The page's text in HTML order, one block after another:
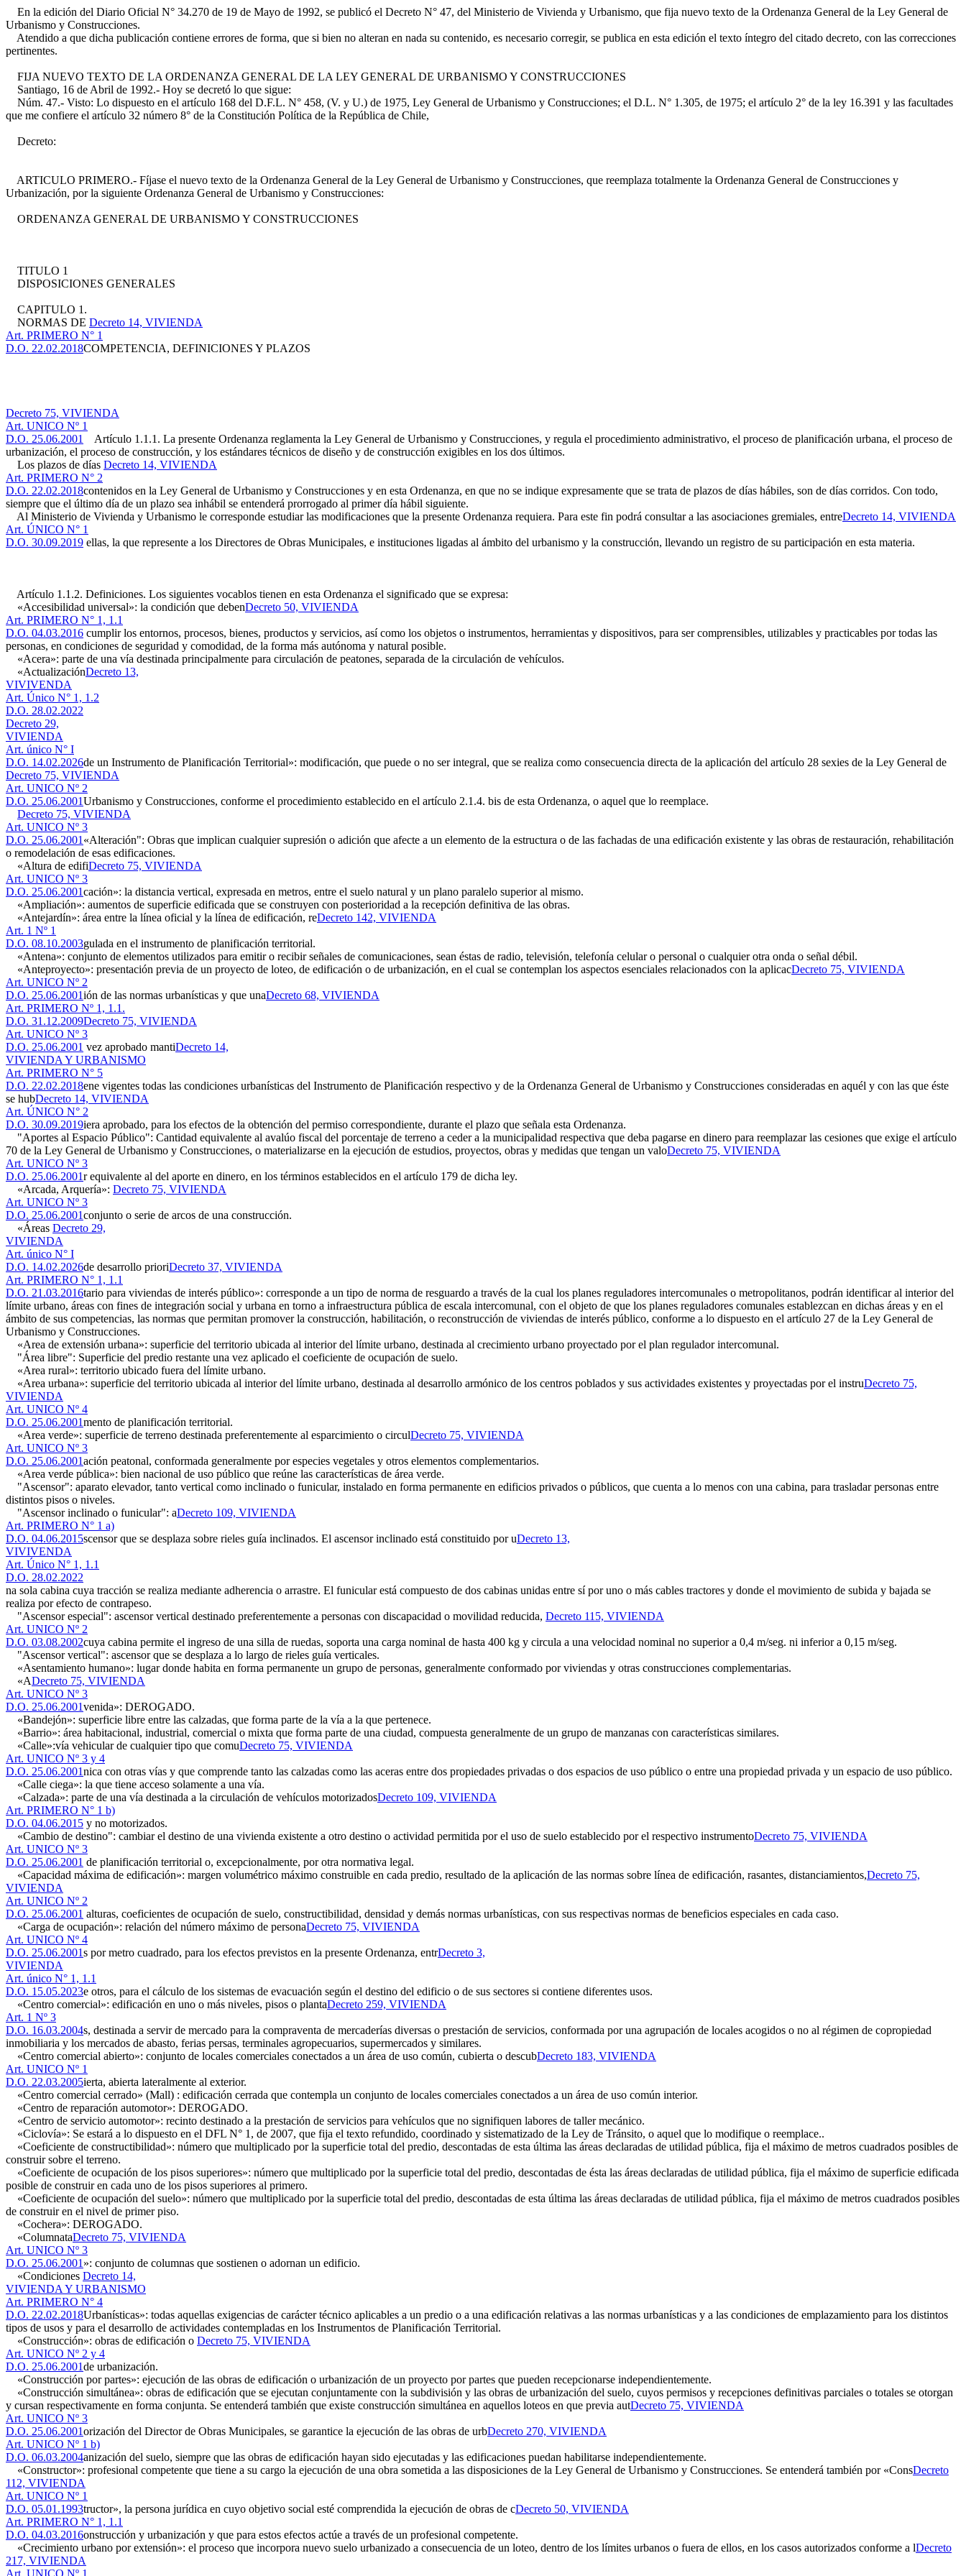
En la edición del Diario Oficial N° 34.270 de 19 de Mayo de 1992, se publicó el Decreto N° 47, del Ministerio de Vivienda y Urbanismo, que fija nuevo texto de la Ordenanza General de la Ley General de
Urbanismo y Construcciones.
Atendido a que dicha publicación contiene errores de forma, que si bien no alteran en nada su contenido, es necesario corregir, se publica en esta edición el texto íntegro del citado decreto, con las correcciones
pertinentes.
FIJA NUEVO TEXTO DE LA ORDENANZA GENERAL DE LA LEY GENERAL DE URBANISMO Y CONSTRUCCIONES
Santiago, 16 de Abril de 1992.- Hoy se decretó lo que sigue:
Núm. 47.- Visto: Lo dispuesto en el artículo 168 del D.F.L. N° 458, (V. y U.) de 1975, Ley General de Urbanismo y Construcciones; el D.L. N° 1.305, de 1975; el artículo 2° de la ley 16.391 y las facultades
que me confiere el artículo 32 número 8° de la Constitución Política de la República de Chile,
Decreto:
ARTICULO PRIMERO.- Fíjase el nuevo texto de la Ordenanza General de la Ley General de Urbanismo y Construcciones, que reemplaza totalmente la Ordenanza General de Construcciones y
Urbanización, por la siguiente Ordenanza General de Urbanismo y Construcciones:
ORDENANZA GENERAL DE URBANISMO Y CONSTRUCCIONES
TITULO 1
DISPOSICIONES GENERALES
CAPITULO 1.
NORMAS DE Decreto 14, VIVIENDA
Art. PRIMERO N° 1
D.O. 22.02.2018COMPETENCIA, DEFINICIONES Y PLAZOS
Decreto 75, VIVIENDA
Art. UNICO Nº 1
D.O. 25.06.2001
Artículo 1.1.1. La presente Ordenanza reglamenta la Ley General de Urbanismo y Construcciones, y regula el procedimiento administrativo, el proceso de planificación urbana, el proceso de
urbanización, el proceso de construcción, y los estándares técnicos de diseño y de construcción exigibles en los dos últimos.
Los plazos de días Decreto 14, VIVIENDA
Art. PRIMERO N° 2
D.O. 22.02.2018contenidos en la Ley General de Urbanismo y Construcciones y en esta Ordenanza, en que no se indique expresamente que se trata de plazos de días hábiles, son de días corridos. Con todo,
siempre que el último día de un plazo sea inhábil se entenderá prorrogado al primer día hábil siguiente.
Al Ministerio de Vivienda y Urbanismo le corresponde estudiar las modificaciones que la presente Ordenanza requiera. Para este fin podrá consultar a las asociaciones gremiales, entreDecreto 14, VIVIENDA
Art. ÚNICO N° 1
D.O. 30.09.2019 ellas, la que represente a los Directores de Obras Municipales, e instituciones ligadas al ámbito del urbanismo y la construcción, llevando un registro de su participación en esta materia.
Artículo 1.1.2. Definiciones. Los siguientes vocablos tienen en esta Ordenanza el significado que se expresa:
«Accesibilidad universal»: la condición que debenDecreto 50, VIVIENDA
Art. PRIMERO N° 1, 1.1
D.O. 04.03.2016 cumplir los entornos, procesos, bienes, productos y servicios, así como los objetos o instrumentos, herramientas y dispositivos, para ser comprensibles, utilizables y practicables por todas las
personas, en condiciones de seguridad y comodidad, de la forma más autónoma y natural posible.
«Acera»: parte de una vía destinada principalmente para circulación de peatones, separada de la circulación de vehículos.
«ActualizaciónDecreto 13,
VIVIVENDA
Art. Único N° 1, 1.2
D.O. 28.02.2022
Decreto 29,
VIVIENDA
Art. único N° I
D.O. 14.02.2026de un Instrumento de Planificación Territorial»: modificación, que puede o no ser integral, que se realiza como consecuencia directa de la aplicación del artículo 28 sexies de la Ley General de
Decreto 75, VIVIENDA
Art. UNICO Nº 2
D.O. 25.06.2001Urbanismo y Construcciones, conforme el procedimiento establecido en el artículo 2.1.4. bis de esta Ordenanza, o aquel que lo reemplace.
Decreto 75, VIVIENDA
Art. UNICO Nº 3
D.O. 25.06.2001 «Alteración": Obras que implican cualquier supresión o adición que afecte a un elemento de la estructura o de las fachadas de una edificación existente y las obras de restauración, rehabilitación
o remodelación de esas edificaciones.
«Altura de edifiDecreto 75, VIVIENDA
Art. UNICO Nº 3
D.O. 25.06.2001cación»: la distancia vertical, expresada en metros, entre el suelo natural y un plano paralelo superior al mismo.
«Ampliación»: aumentos de superficie edificada que se construyen con posterioridad a la recepción definitiva de las obras.
«Antejardín»: área entre la línea oficial y la línea de edificación, reDecreto 142, VIVIENDA
Art. 1 Nº 1
D.O. 08.10.2003gulada en el instrumento de planificación territorial.
«Antena»: conjunto de elementos utilizados para emitir o recibir señales de comunicaciones, sean éstas de radio, televisión, telefonía celular o personal o cualquier otra onda o señal débil.
«Anteproyecto»: presentación previa de un proyecto de loteo, de edificación o de urbanización, en el cual se contemplan los aspectos esenciales relacionados con la aplicacDecreto 75, VIVIENDA
Art. UNICO Nº 2
D.O. 25.06.2001ión de las normas urbanísticas y que unaDecreto 68, VIVIENDA
Art. PRIMERO Nº 1, 1.1.
D.O. 31.12.2009Decreto 75, VIVIENDA
Art. UNICO Nº 3
D.O. 25.06.2001 vez aprobado mantiDecreto 14,
VIVIENDA Y URBANISMO
Art. PRIMERO N° 5
D.O. 22.02.2018ene vigentes todas las condiciones urbanísticas del Instrumento de Planificación respectivo y de la Ordenanza General de Urbanismo y Construcciones consideradas en aquél y con las que éste
se hubDecreto 14, VIVIENDA
Art. ÚNICO N° 2
D.O. 30.09.2019iera aprobado, para los efectos de la obtención del permiso correspondiente, durante el plazo que señala esta Ordenanza.
"Aportes al Espacio Público": Cantidad equivalente al avalúo fiscal del porcentaje de terreno a ceder a la municipalidad respectiva que deba pagarse en dinero para reemplazar las cesiones que exige el artículo
70 de la Ley General de Urbanismo y Construcciones, o materializarse en la ejecución de estudios, proyectos, obras y medidas que tengan un valoDecreto 75, VIVIENDA
Art. UNICO Nº 3
D.O. 25.06.2001r equivalente al del aporte en dinero, en los términos establecidos en el artículo 179 de dicha ley.
«Arcada, Arquería»: Decreto 75, VIVIENDA
Art. UNICO Nº 3
D.O. 25.06.2001conjunto o serie de arcos de una construcción.
«Áreas Decreto 29,
VIVIENDA
Art. único N° I
D.O. 14.02.2026de desarrollo prioriDecreto 37, VIVIENDA
Art. PRIMERO N° 1, 1.1
D.O. 21.03.2016tario para viviendas de interés público»: corresponde a un tipo de norma de resguardo a través de la cual los planes reguladores intercomunales o metropolitanos, podrán identificar al interior del
límite urbano, áreas con fines de integración social y urbana en torno a infraestructura pública de escala intercomunal, con el objeto de que los planes reguladores comunales establezcan en dichas áreas y en el
ámbito de sus competencias, las normas que permitan promover la construcción, habilitación, o reconstrucción de viviendas de interés público, conforme a lo dispuesto en el artículo 27 de la Ley General de
Urbanismo y Construcciones.
«Area de extensión urbana»: superficie del territorio ubicada al interior del límite urbano, destinada al crecimiento urbano proyectado por el plan regulador intercomunal.
"Área libre": Superficie del predio restante una vez aplicado el coeficiente de ocupación de suelo.
«Area rural»: territorio ubicado fuera del límite urbano.
«Area urbana»: superficie del territorio ubicada al interior del límite urbano, destinada al desarrollo armónico de los centros poblados y sus actividades existentes y proyectadas por el instruDecreto 75,
VIVIENDA
Art. UNICO Nº 4
D.O. 25.06.2001mento de planificación territorial.
«Area verde»: superficie de terreno destinada preferentemente al esparcimiento o circulDecreto 75, VIVIENDA
Art. UNICO Nº 3
D.O. 25.06.2001ación peatonal, conformada generalmente por especies vegetales y otros elementos complementarios.
«Area verde pública»: bien nacional de uso público que reúne las características de área verde.
"Ascensor": aparato elevador, tanto vertical como inclinado o funicular, instalado en forma permanente en edificios privados o públicos, que cuenta a lo menos con una cabina, para trasladar personas entre
distintos pisos o niveles.
"Ascensor inclinado o funicular": aDecreto 109, VIVIENDA
Art. PRIMERO N° 1 a)
D.O. 04.06.2015scensor que se desplaza sobre rieles guía inclinados. El ascensor inclinado está constituido por uDecreto 13,
VIVIVENDA
Art. Único N° 1, 1.1
D.O. 28.02.2022
na sola cabina cuya tracción se realiza mediante adherencia o arrastre. El funicular está compuesto de dos cabinas unidas entre sí por uno o más cables tractores y donde el movimiento de subida y bajada se
realiza por efecto de contrapeso.
"Ascensor especial": ascensor vertical destinado preferentemente a personas con discapacidad o movilidad reducida, Decreto 115, VIVIENDA
Art. UNICO Nº 2
D.O. 03.08.2002cuya cabina permite el ingreso de una silla de ruedas, soporta una carga nominal de hasta 400 kg y circula a una velocidad nominal no superior a 0,4 m/seg. ni inferior a 0,15 m/seg.
"Ascensor vertical": ascensor que se desplaza a lo largo de rieles guía verticales.
«Asentamiento humano»: lugar donde habita en forma permanente un grupo de personas, generalmente conformado por viviendas y otras construcciones complementarias.
«ADecreto 75, VIVIENDA
Art. UNICO Nº 3
D.O. 25.06.2001venida»: DEROGADO.
«Bandejón»: superficie libre entre las calzadas, que forma parte de la vía a la que pertenece.
«Barrio»: área habitacional, industrial, comercial o mixta que forma parte de una ciudad, compuesta generalmente de un grupo de manzanas con características similares.
«Calle»:vía vehicular de cualquier tipo que comuDecreto 75, VIVIENDA
Art. UNICO Nº 3 y 4
D.O. 25.06.2001nica con otras vías y que comprende tanto las calzadas como las aceras entre dos propiedades privadas o dos espacios de uso público o entre una propiedad privada y un espacio de uso público.
«Calle ciega»: la que tiene acceso solamente a una vía.
«Calzada»: parte de una vía destinada a la circulación de vehículos motorizadosDecreto 109, VIVIENDA
Art. PRIMERO N° 1 b)
D.O. 04.06.2015 y no motorizados.
«Cambio de destino": cambiar el destino de una vivienda existente a otro destino o actividad permitida por el uso de suelo establecido por el respectivo instrumentoDecreto 75, VIVIENDA
Art. UNICO Nº 3
D.O. 25.06.2001 de planificación territorial o, excepcionalmente, por otra normativa legal.
«Capacidad máxima de edificación»: margen volumétrico máximo construible en cada predio, resultado de la aplicación de las normas sobre línea de edificación, rasantes, distanciamientos,Decreto 75,
VIVIENDA
Art. UNICO Nº 2
D.O. 25.06.2001 alturas, coeficientes de ocupación de suelo, constructibilidad, densidad y demás normas urbanísticas, con sus respectivas normas de beneficios especiales en cada caso.
«Carga de ocupación»: relación del número máximo de personaDecreto 75, VIVIENDA
Art. UNICO Nº 4
D.O. 25.06.2001s por metro cuadrado, para los efectos previstos en la presente Ordenanza, entrDecreto 3,
VIVIENDA
Art. único N° 1, 1.1
D.O. 15.05.2023e otros, para el cálculo de los sistemas de evacuación según el destino del edificio o de sus sectores si contiene diferentes usos.
«Centro comercial»: edificación en uno o más niveles, pisos o plantaDecreto 259, VIVIENDA
Art. 1 Nº 3
D.O. 16.03.2004s, destinada a servir de mercado para la compraventa de mercaderías diversas o prestación de servicios, conformada por una agrupación de locales acogidos o no al régimen de copropiedad
inmobiliaria y los mercados de abasto, ferias persas, terminales agropecuarios, supermercados y similares.
«Centro comercial abierto»: conjunto de locales comerciales conectados a un área de uso común, cubierta o descubDecreto 183, VIVIENDA
Art. UNICO Nº 1
D.O. 22.03.2005ierta, abierta lateralmente al exterior.
«Centro comercial cerrado» (Mall) : edificación cerrada que contempla un conjunto de locales comerciales conectados a un área de uso común interior.
«Centro de reparación automotor»: DEROGADO.
«Centro de servicio automotor»: recinto destinado a la prestación de servicios para vehículos que no signifiquen labores de taller mecánico.
«Ciclovía»: Se estará a lo dispuesto en el DFL N° 1, de 2007, que fija el texto refundido, coordinado y sistematizado de la Ley de Tránsito, o aquel que lo modifique o reemplace..
«Coeficiente de constructibilidad»: número que multiplicado por la superficie total del predio, descontadas de esta última las áreas declaradas de utilidad pública, fija el máximo de metros cuadrados posibles de
construir sobre el terreno.
«Coeficiente de ocupación de los pisos superiores»: número que multiplicado por la superficie total del predio, descontadas de ésta las áreas declaradas de utilidad pública, fija el máximo de superficie edificada
posible de construir en cada uno de los pisos superiores al primero.
«Coeficiente de ocupación del suelo»: número que multiplicado por la superficie total del predio, descontadas de esta última las áreas declaradas de utilidad pública, fija el máximo de metros cuadrados posibles
de construir en el nivel de primer piso.
«Cochera»: DEROGADO.
«ColumnataDecreto 75, VIVIENDA
Art. UNICO Nº 3
D.O. 25.06.2001 »: conjunto de columnas que sostienen o adornan un edificio.
«Condiciones Decreto 14,
VIVIENDA Y URBANISMO
Art. PRIMERO N° 4
D.O. 22.02.2018Urbanísticas»: todas aquellas exigencias de carácter técnico aplicables a un predio o a una edificación relativas a las normas urbanísticas y a las condiciones de emplazamiento para los distintos
tipos de usos y para el desarrollo de actividades contempladas en los Instrumentos de Planificación Territorial.
«Construcción»: obras de edificación o Decreto 75, VIVIENDA
Art. UNICO Nº 2 y 4
D.O. 25.06.2001de urbanización.
«Construcción por partes»: ejecución de las obras de edificación o urbanización de un proyecto por partes que pueden recepcionarse independientemente.
«Construcción simultánea»: obras de edificación que se ejecutan conjuntamente con la subdivisión y las obras de urbanización del suelo, cuyos permisos y recepciones definitivas parciales o totales se otorgan
y cursan respectivamente en forma conjunta. Se entenderá también que existe construcción simultánea en aquellos loteos en que previa autDecreto 75, VIVIENDA
Art. UNICO Nº 3
D.O. 25.06.2001orización del Director de Obras Municipales, se garantice la ejecución de las obras de urbDecreto 270, VIVIENDA
Art. UNICO Nº 1 b)
D.O. 06.03.2004anización del suelo, siempre que las obras de edificación hayan sido ejecutadas y las edificaciones puedan habilitarse independientemente.
«Constructor»: profesional competente que tiene a su cargo la ejecución de una obra sometida a las disposiciones de la Ley General de Urbanismo y Construcciones. Se entenderá también por «ConsDecreto
112, VIVIENDA
Art. UNICO Nº 1
D.O. 05.01.1993tructor», la persona jurídica en cuyo objetivo social esté comprendida la ejecución de obras de cDecreto 50, VIVIENDA
Art. PRIMERO N° 1, 1.1
D.O. 04.03.2016onstrucción y urbanización y que para estos efectos actúe a través de un profesional competente.
«Crecimiento urbano por extensión»: el proceso que incorpora nuevo suelo urbanizado a consecuencia de un loteo, dentro de los límites urbanos o fuera de ellos, en los casos autorizados conforme a lDecreto
217, VIVIENDA
Art. UNICO Nº 1